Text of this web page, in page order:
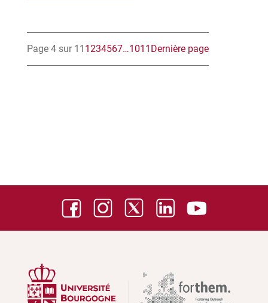
Page 4 sur 11 1234567…1011 Dernière page